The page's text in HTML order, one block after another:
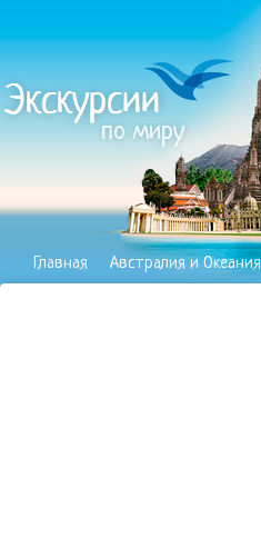
Главная Австралия и Океания